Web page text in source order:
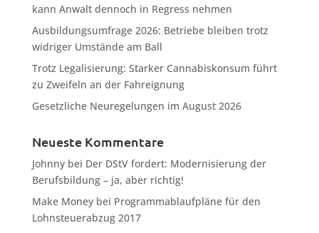
kann Anwalt dennoch in Regress nehmen
Ausbildungsumfrage 2026: Betriebe bleiben trotz
widriger Umstände am Ball
Trotz Legalisierung: Starker Cannabiskonsum führt
zu Zweifeln an der Fahreignung
Gesetzliche Neuregelungen im August 2026
Neueste Kommentare
Johnnybei Der DStV fordert: Modernisierung der
Berufsbildung – ja, aber richtig!
Make Moneybei Programmablaufpläne für den
Lohnsteuerabzug 2017